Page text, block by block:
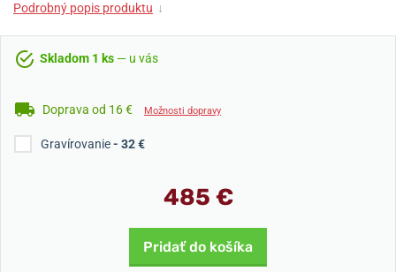
Podrobný popis produktu ↓
Skladom 1 ks — u vás
Doprava od 16 € Možnosti dopravy
Gravírovanie- 32 €
485 €
Pridať do košíka